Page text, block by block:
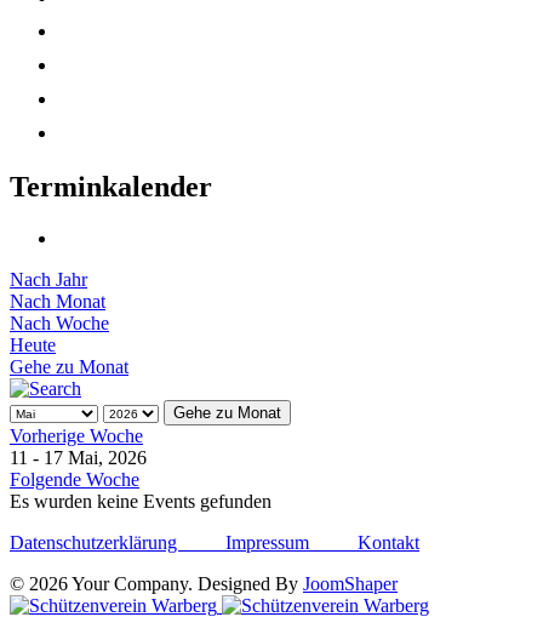
Terminkalender
Nach Jahr
Nach Monat
Nach Woche
Heute
Gehe zu Monat
Gehe zu Monat
Vorherige Woche
11 - 17 Mai, 2026
Folgende Woche
Es wurden keine Events gefunden
Datenschutzerklärung Impressum Kontakt
© 2026 Your Company. Designed By JoomShaper